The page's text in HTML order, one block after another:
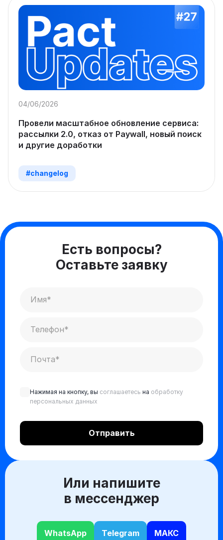
#changelog
04/06/2026
Провели масштабное обновление сервиса:
рассылки 2.0, отказ от Paywall, новый поиск
и другие доработки
Есть вопросы?
Оставьте заявку
Нажимая на кнопку, вы соглашаетесь на обработку
персональных данных
Или напишите
в мессенджер
WhatsApp Telegram МАКС